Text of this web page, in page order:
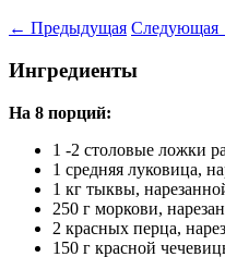
← Предыдущая Следующая
Ингредиенты
На 8 порций:
1 -2 столовые ложки
1 средняя луковица,
1 кг тыквы,
250 г моркови,
2 красных перца,
150 г красной